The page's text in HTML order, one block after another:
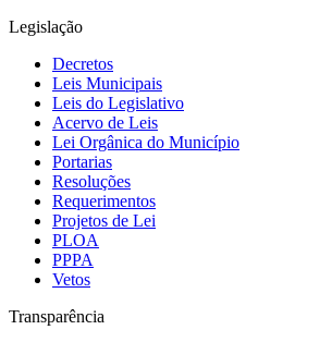
Legislação
Decretos
Leis Municipais
Leis do Legislativo
Acervo de Leis
Lei Orgânica do Município
Portarias
Resoluções
Requerimentos
Projetos de Lei
PLOA
PPPA
Vetos
Transparência